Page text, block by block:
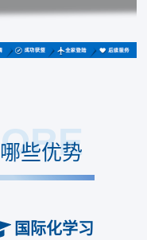
些优势
国际化学习